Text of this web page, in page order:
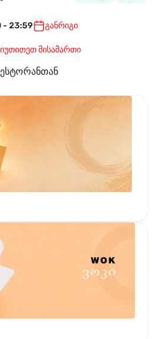
- 23:59
განრიგი
მისამართი